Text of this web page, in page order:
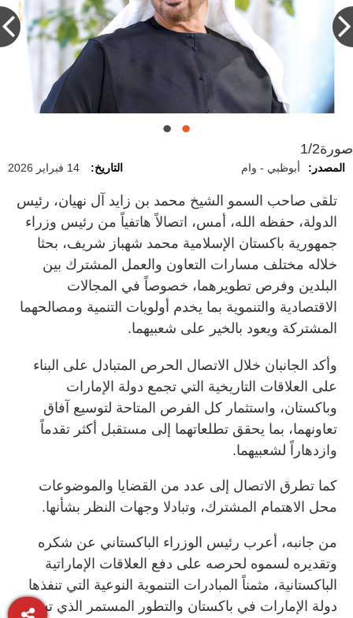
صورة1/2
المصدر: أبوظبي - وام التاريخ: 14 فبراير 2026
تلقى صاحب السمو الشيخ محمد بن زايد آل نهيان، رئيس
الدولة، حفظه الله، أمس، اتصالاً هاتفياً من رئيس وزراء
جمهورية باكستان الإسلامية محمد شهباز شريف، بحثا
خلاله مختلف مسارات التعاون والعمل المشترك بين
البلدين وفرص تطويرهما، خصوصاً في المجالات
الاقتصادية والتنموية بما يخدم أولويات التنمية ومصالحهما
المشتركة ويعود بالخير على شعبيهما.
وأكد الجانبان خلال الاتصال الحرص المتبادل على البناء
على العلاقات التاريخية التي تجمع دولة الإمارات
وباكستان، واستثمار كل الفرص المتاحة لتوسيع آفاق
تعاونهما، بما يحقق تطلعاتهما إلى مستقبل أكثر تقدماً
وازدهاراً لشعبيهما.
كما تطرق الاتصال إلى عدد من القضايا والموضوعات
محل الاهتمام المشترك، وتبادلا وجهات النظر بشأنها.
من جانبه، أعرب رئيس الوزراء الباكستاني عن شكره
وتقديره لسموه لحرصه على دفع العلاقات الإماراتية
الباكستانية، مثمناً المبادرات التنموية النوعية التي تنفذها
دولة الإمارات في باكستان والتطور المستمر الذي تشهده